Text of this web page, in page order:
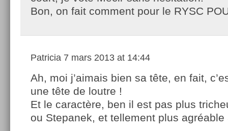
Bon, on fait comment pour le RYSC
Patricia 7 mars 2013 at 14:44
Ah, moi j’aimais bien sa tête, en fait,
une tête de loutre !
Et le caractère, ben il est pas plus
ou Stepanek, et tellement plus agréable